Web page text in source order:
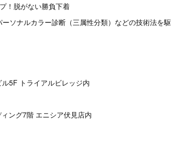
！脱がない勝負下着
ソナルカラー診断（三属性分類）などの技術法を
5F トライアルビレッジ内
ング7階 エニシア伏見店内